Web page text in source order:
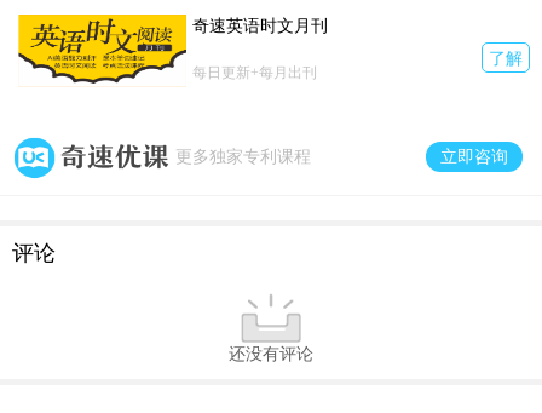
开位次差距，抢占升学主动权。
一对一线上伴学，稳住高三备考节奏。专治高中生假期自律
差、备考碎片化问题，柔性督学规划作息，点对点补齐弱
项；固化集训成果，衔接校内一轮复习，稳住备考心态，规
高考只有一次，暑假窗口期转瞬即逝！太原、合肥、河南、
青岛家长，别纵容孩子虚度假期，别等模考崩盘再补救。抓
冲刺理想名校。
奇速英语时文月刊
每日更新+每月出刊
了解
更多独家专利课程 立即咨询
评论
还没有评论